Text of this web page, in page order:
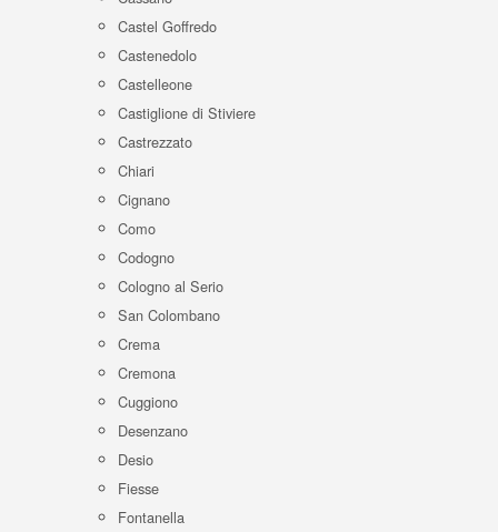
Castel Goffredo
Castenedolo
Castelleone
Castiglione di Stiviere
Castrezzato
Chiari
Cignano
Como
Codogno
Cologno al Serio
San Colombano
Crema
Cremona
Cuggiono
Desenzano
Desio
Fiesse
Fontanella